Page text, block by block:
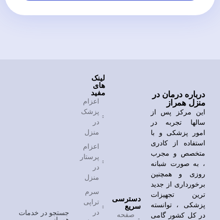
درباره درمان در
منزل همراز
این مرکز پس از
سالها تجربه در
امور پزشکی و با
استفاده از کادری
متخصص و مجرب
، به صورت شبانه
روزی و همچنین
برخورداری از جدید
ترین تجهیزات
پزشکی ، توانسته
در کل کشور گامی
دسترسی
سریع
صفحه
لینک
های
مفید
اعزام
پزشک
در
منزل
اعزام
پرستار
در
منزل
سرم
تراپی
در
جستجو در خدمات